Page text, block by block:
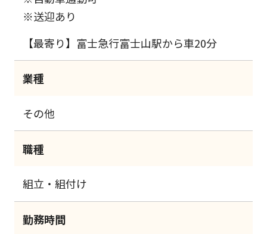
※送迎あり
【最寄り】富士急行富士山駅から車20分
業種
その他
職種
組立・組付け
勤務時間